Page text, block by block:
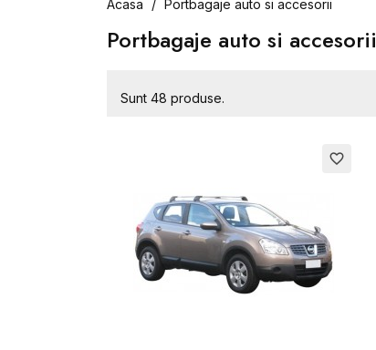
Acasa Portbagaje auto si accesorii
Portbagaje auto si accesorii
Sunt 48 produse.
favorite_border